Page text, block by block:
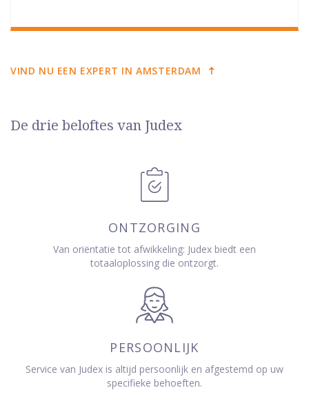
VIND NU EEN EXPERT IN AMSTERDAM
De drie beloftes van Judex
ONTZORGING
Van oriëntatie tot afwikkeling: Judex biedt een
totaaloplossing die ontzorgt.
PERSOONLIJK
Service van Judex is altijd persoonlijk en afgestemd op uw
specifieke behoeften.